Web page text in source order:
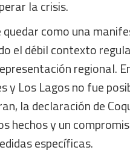
la crisis.
quedar como una
el débil contexto
regional.
y Los Lagos no fue
la declaración de
hechos y un
específicas.